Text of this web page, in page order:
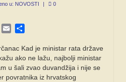
u: NOVOSTI | 0
SkypeEmail
Kad je ministar rata države
ako ne lažu, najbolji ministar
u šali zvao duvandžija i nije se
povratnika iz hrvatskog